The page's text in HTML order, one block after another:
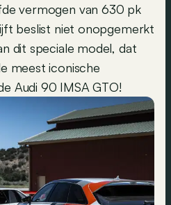
vermogen van 630 pk
beslist niet onopgemerkt
dit speciale model, dat
meest iconische
Audi 90 IMSA GTO!